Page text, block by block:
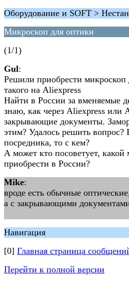
Оборудование и SOFT >
Микроскоп для оптики
(1/1)
Gul:
Решили приобрести
такого на Aliexpress
Найти в России за вменяемые
знаю, как через Aliexpress или
закрывающие документы.
этим? Удалось решить вопрос?
посредника, то с кем?
А может кто посоветует,
приобрести в России?
Mike:
вроде есть обычные
а с закрывающими
Навигация
[0] Главная страница
Перейти к полной версии